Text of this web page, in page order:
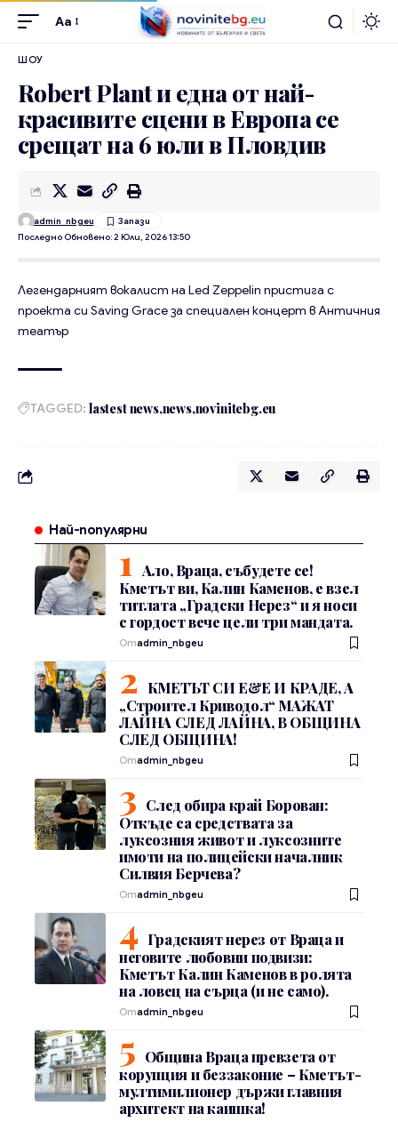
Aa
ШОУ
Robert Plant и една от най-
красивите сцени в Европа се
срещат на 6 юли в Пловдив
Последно Обновено: 2 Юли, 2026 13:50
admin_nbgeu
Легендарният вокалист на Led Zeppelin пристига с
проекта си Saving Grace за специален концерт в Античния
театър
TAGGED: lastest news news novinitebg.eu
Най-популярни
Ало, Враца, събудете се!
Кметът ви, Калин Каменов, е взел
титлата „Градски Нерез“ и я носи
с гордост вече цели три мандата.
Отadmin_nbgeu
КМЕТЪТ СИ Е&Е И КРАДЕ, А
„Строител Криводол“ МАЖАТ
ЛАЙНА СЛЕД ЛАЙНА, В ОБЩИНА
СЛЕД ОБЩИНА!
Отadmin_nbgeu
След обира край Борован:
Откъде са средствата за
луксозния живот и луксозните
имоти на полицейски началник
Силвия Берчева?
Отadmin_nbgeu
Градският нерез от Враца и
неговите любовни подвизи:
Кметът Калин Каменов в ролята
на ловец на сърца (и не само).
Отadmin_nbgeu
Община Враца превзета от
корупция и беззаконие – Кметът-
мултимилионер държи главния
архитект на каишка!